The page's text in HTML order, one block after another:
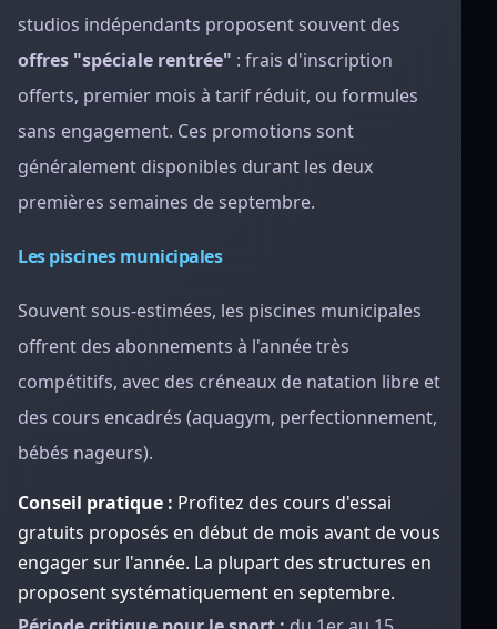
studios indépendants proposent souvent des
offres "spéciale rentrée" : frais d'inscription
offerts, premier mois à tarif réduit, ou formules
sans engagement. Ces promotions sont
généralement disponibles durant les deux
premières semaines de septembre.
Les piscines municipales
Souvent sous-estimées, les piscines municipales
offrent des abonnements à l'année très
compétitifs, avec des créneaux de natation libre et
des cours encadrés (aquagym, perfectionnement,
bébés nageurs).
Conseil pratique : Profitez des cours d'essai
gratuits proposés en début de mois avant de vous
engager sur l'année. La plupart des structures en
proposent systématiquement en septembre.